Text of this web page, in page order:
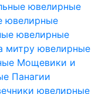
ювелирные
ювелирные
ювелирные
митру ювелирные
Мощевики и
Панагии
ювелирные